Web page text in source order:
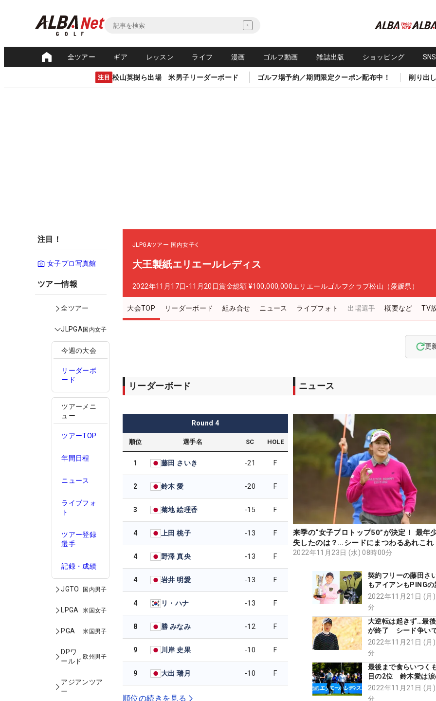
全ツアー ギア レッスン ライフ 漫画 ゴルフ動画 雑誌出版 ショッピング
注目 松山英樹ら出場 米男子リーダーボード ゴルフ場予約／期間限定クーポン配布中！ 削り出
注目！
女子プロ写真館
ツアー情報
全ツアー
JLPGA国内女子
今週の大会
リーダーボ
ード
ツアーメニ
ュー
ツアーTOP
年間日程
ニュース
ライブフォ
ト
ツアー登録
選手
記録・成績
JGTO 国内男子
LPGA 米国女子
PGA 米国男子
DPワ
ールド
欧州男子
アジアンツア
ー
JLPGAツアー 国内女子
大王製紙エリエールレディス
2022年11月17日-11月20日賞金総額 ¥100,000,000エリエールゴルフクラブ松山（愛媛県）
大会TOP リーダーボード 組み合せ ニュース ライブフォト 出場選手 概要など TV
更
リーダーボード
Round 4
順位 選手名 SC HOLE
1 藤田 さいき -21 F
2 鈴木 愛 -20 F
3 菊地 絵理香 -15 F
4 上田 桃子 -13 F
4 野澤 真央 -13 F
4 岩井 明愛 -13 F
4 リ・ハナ -13 F
8 勝 みなみ -12 F
9 川岸 史果 -10 F
9 大出 瑞月 -10 F
順位の続きを見る
ニュース
来季の“女子プロトップ50”が決定！ 最年
失したのは？…シードにまつわるあれこれ
2022年11月23日 (水) 08時00分
契約フリーの藤田さ
もアイアンもPING
イッチV【勝者のギ
2022年11月21日 (月
分
大逆転は起きず…最
が終了 シード争い
人、泣いた人
2022年11月21日 (月
分
最後まで食らいつく
目の2位 鈴木愛は涙
も納得「さいきさん
いいプレーだった」
2022年11月21日 (月
分